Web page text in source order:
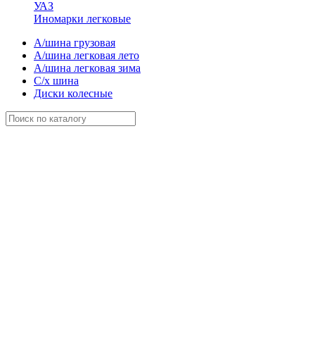
УАЗ
Иномарки легковые
А/шина грузовая
А/шина легковая лето
А/шина легковая зима
С/х шина
Диски колесные